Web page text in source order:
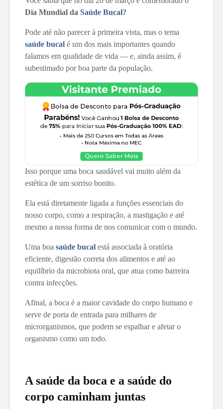
Dia Mundial da Saúde Bucal?
Pode até não parecer à primeira vista, mas o tema
saúde bucal é um dos mais importantes quando
falamos em qualidade de vida — e, ainda assim, é
subestimado por boa parte da população.
Isso porque uma boca saudável vai muito além da
estética de um sorriso bonito.
Ela está diretamente ligada a funções essenciais do
nosso corpo, como a respiração, a mastigação e até
mesmo a nossa forma de nos comunicar com o mundo.
Uma boa saúde bucal está associada à oratória
eficiente, digestão correta dos alimentos e até ao
equilíbrio da microbiota oral, que atua como barreira
contra infecções.
Afinal, a boca é a maior cavidade do corpo humano e
serve de porta de entrada para milhares de
microrganismos, que podem se espalhar e afetar o
organismo como um todo.
A saúde da boca e a saúde do
corpo caminham juntas